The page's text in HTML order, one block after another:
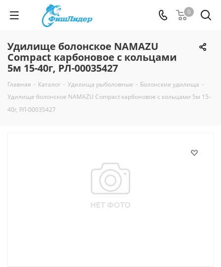
0
Удилище болонское NAMAZU
Compact карбоновое с кольцами
5м 15-40г, РЛ-00035427
Главная - Каталог - Удилища рыболовные - Болонские удилища -
Удилище болонское NAMAZU Compact карбоновое с кольцами 5м 15-
40г, РЛ-00035427